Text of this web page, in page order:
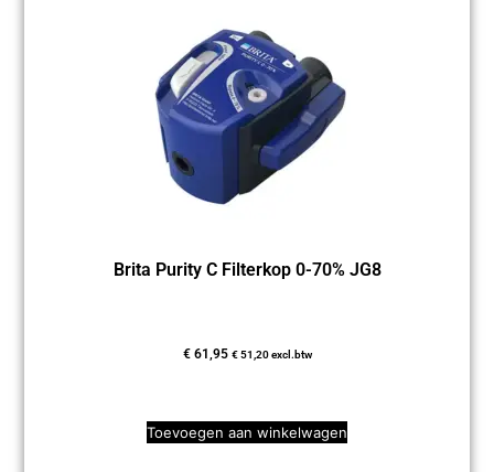
Brita Purity C Filterkop 0-70% JG8
€61,95 €51,20excl.btw
Toevoegen aan winkelwagen